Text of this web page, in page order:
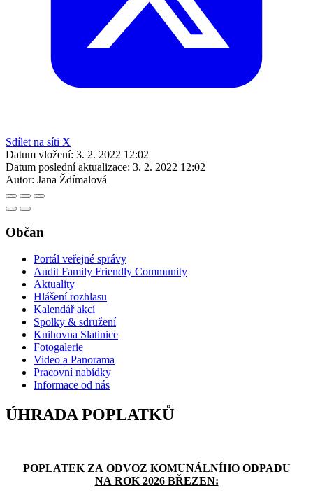
Sdílet na síti X
Datum vložení: 3. 2. 2022 12:02
Datum poslední aktualizace: 3. 2. 2022 12:02
Autor: Jana Ždímalová
Občan
Portál veřejné správy
Audit Family Friendly Community
Aktuality
Hlášení rozhlasu
Kalendář akcí
Spolky & sdružení
Knihovna Slatinice
Fotogalerie
Video a Panorama
Pracovní nabídky
Informace od nás
ÚHRADA POPLATKŮ
POPLATEK ZA ODVOZ KOMUNÁLNÍHO ODPADU
NA ROK 2026 BŘEZEN: